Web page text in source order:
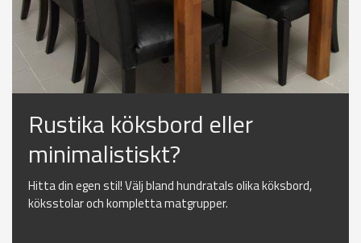
Rustika köksbord eller
minimalistiskt?
Hitta din egen stil! Välj bland hundratals olika köksbord,
köksstolar och kompletta matgrupper.